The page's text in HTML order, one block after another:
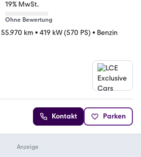
19% MwSt.
Ohne Bewertung
55.970 km • 419 kW (570 PS) • Benzin
Kontakt Parken